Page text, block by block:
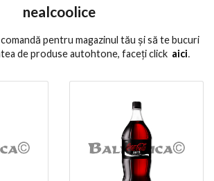
nealcoolice
pentru magazinul tău și să te bucuri
de produse autohtone, faceți click aici․